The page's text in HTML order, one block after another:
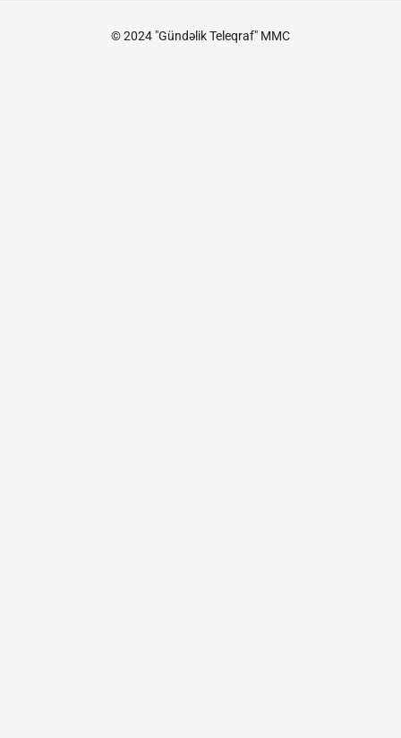
© 2024 "Gündəlik Teleqraf" MMC